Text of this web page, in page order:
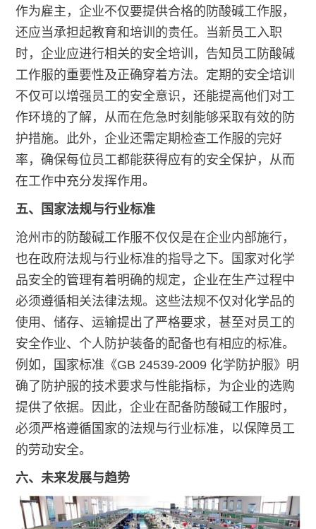
作为雇主，企业不仅要提供合格的防酸碱工作服，
还应当承担起教育和培训的责任。当新员工入职
时，企业应进行相关的安全培训，告知员工防酸碱
工作服的重要性及正确穿着方法。定期的安全培训
不仅可以增强员工的安全意识，还能提高他们对工
作环境的了解，从而在危急时刻能够采取有效的防
护措施。此外，企业还需定期检查工作服的完好
率，确保每位员工都能获得应有的安全保护，从而
在工作中充分发挥作用。
五、国家法规与行业标准
沧州市的防酸碱工作服不仅仅是在企业内部施行，
也在政府法规与行业标准的指导之下。国家对化学
品安全的管理有着明确的规定，企业在生产过程中
必须遵循相关法律法规。这些法规不仅对化学品的
使用、储存、运输提出了严格要求，甚至对员工的
安全作业、个人防护装备的配备也有相应的标准。
例如，国家标准《GB 24539-2009 化学防护服》明
确了防护服的技术要求与性能指标，为企业的选购
提供了依据。因此，企业在配备防酸碱工作服时，
必须严格遵循国家的法规与行业标准，以保障员工
的劳动安全。
六、未来发展与趋势